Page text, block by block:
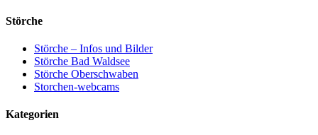
Störche
Störche – Infos und Bilder
Störche Bad Waldsee
Störche Oberschwaben
Storchen-webcams
Kategorien